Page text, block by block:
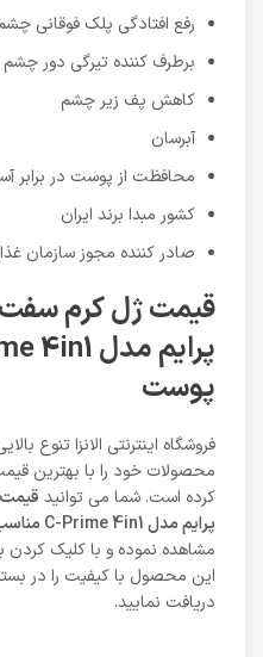
رفع افتادگی پلک فوقانی
برطرف کننده تیرگی دور چشم
کاهش پف زیر چشم
آبرسان
محافظت از پوست در برابر
کشور مبدا برند ایران
صادر کننده مجوز سازمان غذا
قیمت ژل کرم
پوست
فروشگاه اینترنتی الانزا تنوع
محصولات خود را با بهترین
کرده است. شما می توانید
پرایم مدل C-Prime 4in1 مناسب انواع پوست
مشاهده نموده و با کلیک کردن
این محصول با کیفیت را در
دریافت نمایید.